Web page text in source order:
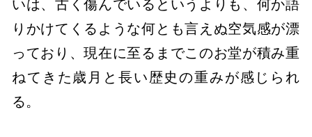
いは、古く傷んでいるというよりも、何か語
りかけてくるような何とも言えぬ空気感が漂
っており、現在に至るまでこのお堂が積み重
ねてきた歳月と長い歴史の重みが感じられ
る。